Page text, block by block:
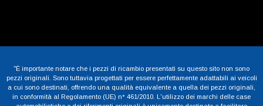
"È importante notare che i pezzi di ricambio presentati su questo sito non sono
pezzi originali. Sono tuttavia progettati per essere perfettamente adattabili ai veicoli
a cui sono destinati, offrendo una qualità equivalente a quella dei pezzi originali,
in conformità al Regolamento (UE) n° 461/2010. L'utilizzo dei marchi delle case